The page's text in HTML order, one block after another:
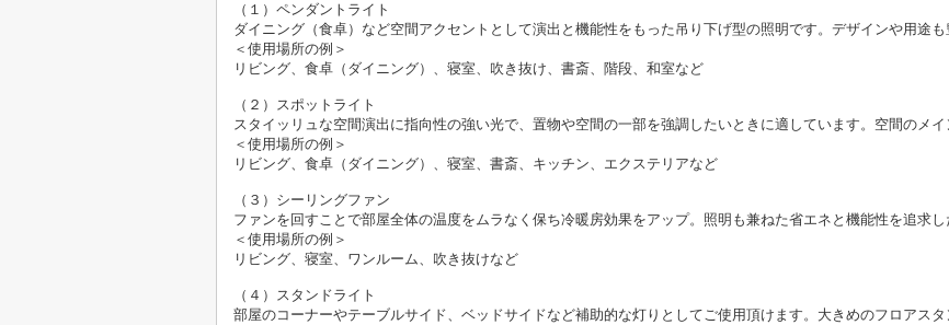
（１）ペンダントライト
ダイニング（食卓）など空間アクセントとして演出と機能性をもった吊り下げ型の照明です。デザインや用途も
＜使用場所の例＞
リビング、食卓（ダイニング）、寝室、吹き抜け、書斎、階段、和室など
（２）スポットライト
スタイッリュな空間演出に指向性の強い光で、置物や空間の一部を強調したいときに適しています。空間のメイ
＜使用場所の例＞
リビング、食卓（ダイニング）、寝室、書斎、キッチン、エクステリアなど
（３）シーリングファン
ファンを回すことで部屋全体の温度をムラなく保ち冷暖房効果をアップ。照明も兼ねた省エネと機能性を追求し
＜使用場所の例＞
リビング、寝室、ワンルーム、吹き抜けなど
（４）スタンドライト
部屋のコーナーやテーブルサイド、ベッドサイドなど補助的な灯りとしてご使用頂けます。大きめのフロアス